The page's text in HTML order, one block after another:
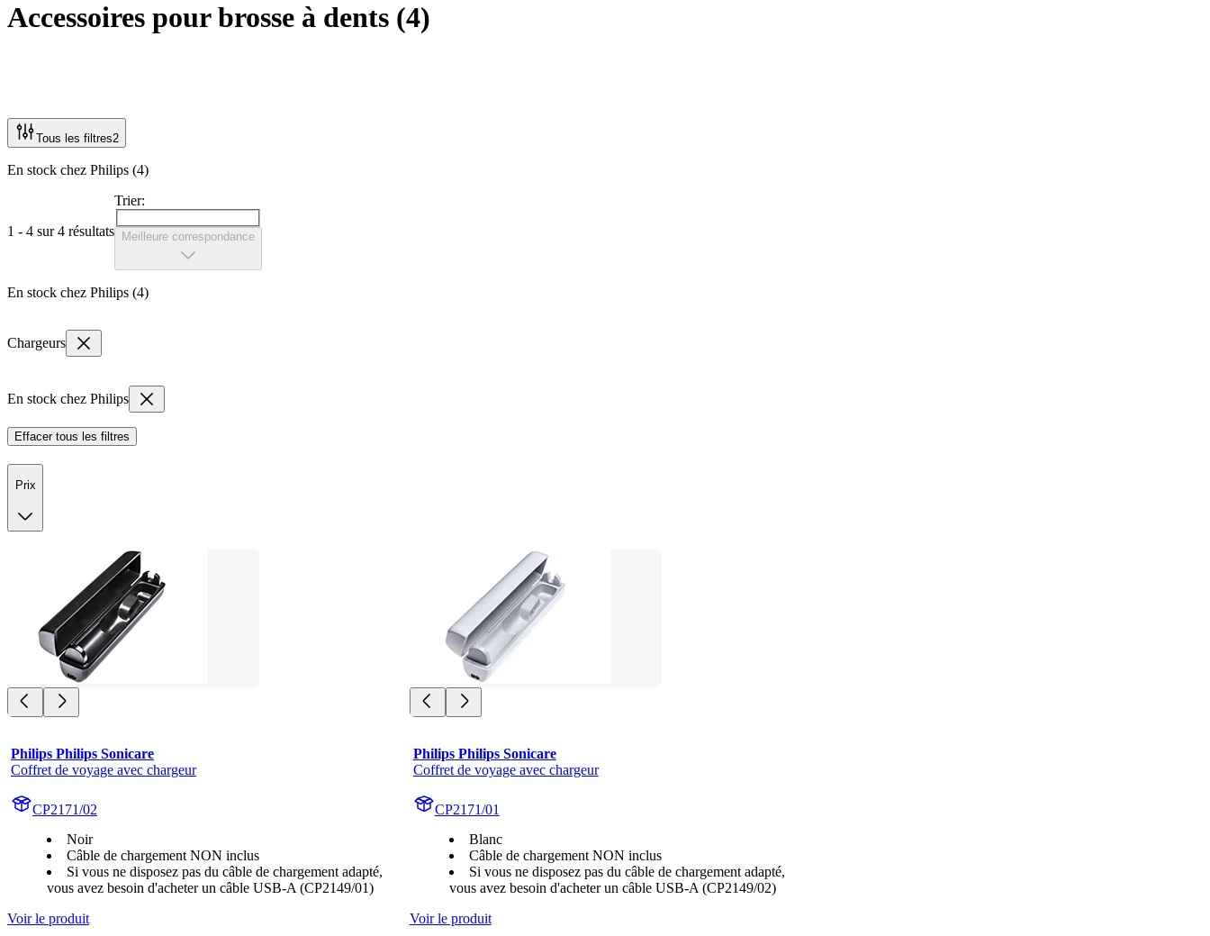
Accessoires pour brosse à dents (4)
Tous les filtres2
En stock chez Philips (4)
1 - 4 sur 4 résultats
Trier:
Meilleure correspondance
En stock chez Philips (4)
Chargeurs
En stock chez Philips
Effacer tous les filtres
Prix
Philips Philips Sonicare
Coffret de voyage avec chargeur
CP2171/02
Noir
Câble de chargement NON inclus
Si vous ne disposez pas du câble de chargement adapté,
vous avez besoin d'acheter un câble USB-A (CP2149/01)
Voir le produit
Philips Philips Sonicare
Coffret de voyage avec chargeur
CP2171/01
Blanc
Câble de chargement NON inclus
Si vous ne disposez pas du câble de chargement adapté,
vous avez besoin d'acheter un câble USB-A (CP2149/02)
Voir le produit